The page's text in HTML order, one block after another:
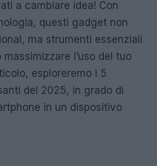
a cambiare idea! Con
questi gadget non
ma strumenti essenziali
l’uso del tuo
esploreremo i 5
del 2025, in grado di
in un dispositivo